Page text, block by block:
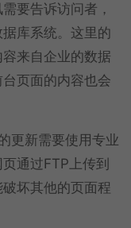
要告诉访问者，
库系统。这里的
来自企业的数据
页面的内容也会
更新需要使用专业
通过FTP上传到
坏其他的页面程